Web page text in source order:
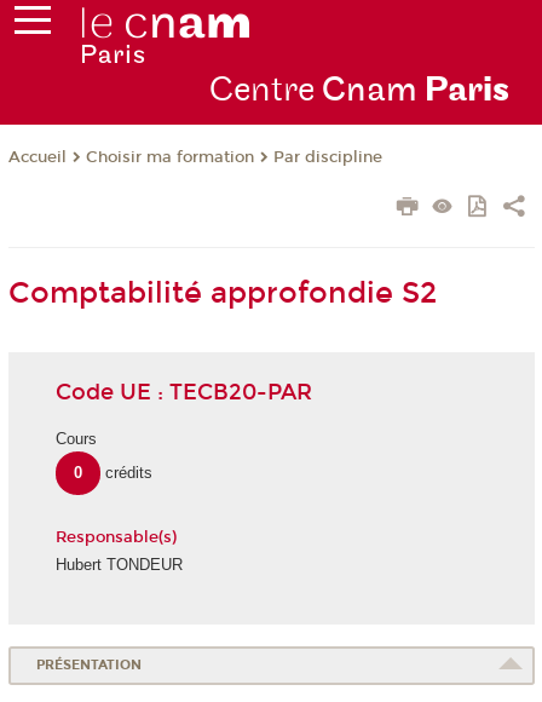
Centre Cnam Paris
Accueil Choisir ma formation Par discipline
Comptabilité approfondie S2
Code UE : TECB20-PAR
Cours
0
crédits
Responsable(s)
Hubert TONDEUR
PRÉSENTATION